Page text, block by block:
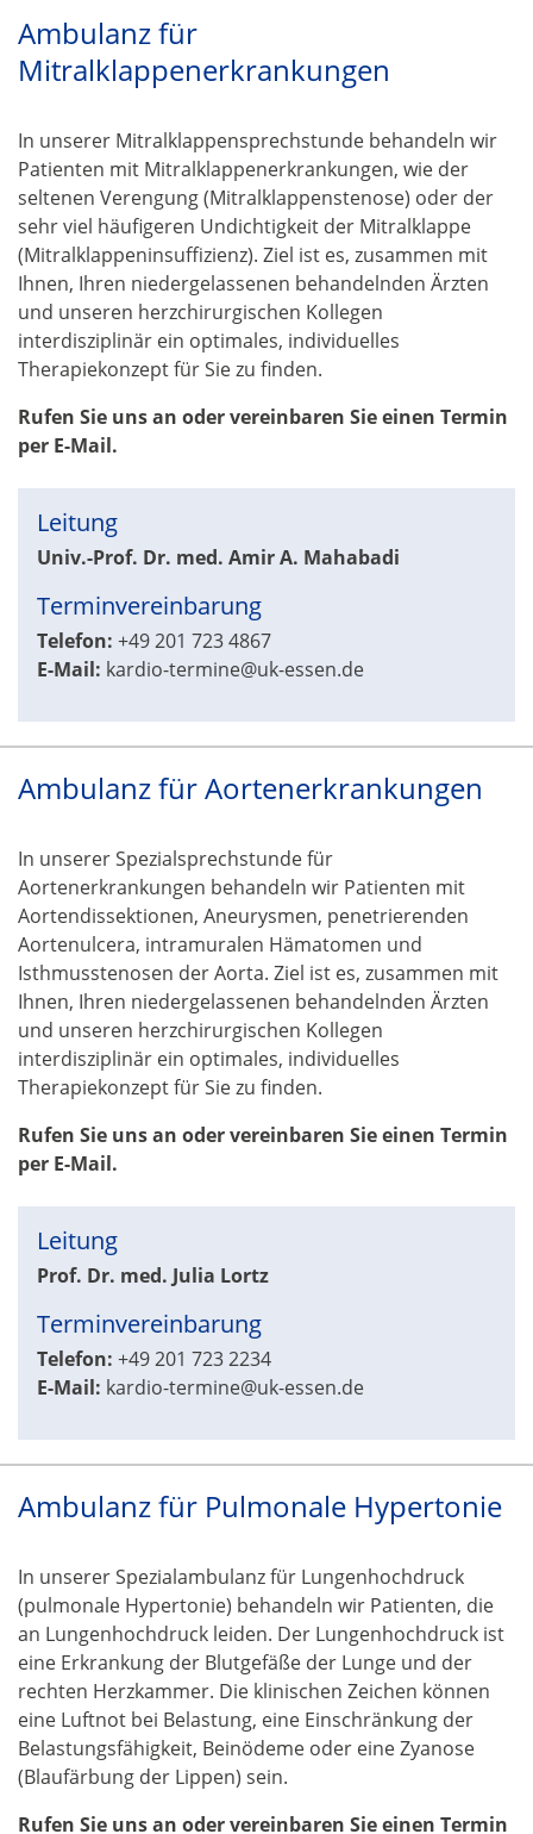
Ambulanz für
Mitralklappenerkrankungen
In unserer Mitralklappensprechstunde behandeln wir
Patienten mit Mitralklappenerkrankungen, wie der
seltenen Verengung (Mitralklappenstenose) oder der
sehr viel häufigeren Undichtigkeit der Mitralklappe
(Mitralklappeninsuffizienz). Ziel ist es, zusammen mit
Ihnen, Ihren niedergelassenen behandelnden Ärzten
und unseren herzchirurgischen Kollegen
interdisziplinär ein optimales, individuelles
Therapiekonzept für Sie zu finden.
Rufen Sie uns an oder vereinbaren Sie einen Termin
per E-Mail.
Leitung
Univ.-Prof. Dr. med. Amir A. Mahabadi
Terminvereinbarung
Telefon: +49 201 723 4867
E-Mail: kardio-termine@uk-essen.de
Ambulanz für Aortenerkrankungen
In unserer Spezialsprechstunde für
Aortenerkrankungen behandeln wir Patienten mit
Aortendissektionen, Aneurysmen, penetrierenden
Aortenulcera, intramuralen Hämatomen und
Isthmusstenosen der Aorta. Ziel ist es, zusammen mit
Ihnen, Ihren niedergelassenen behandelnden Ärzten
und unseren herzchirurgischen Kollegen
interdisziplinär ein optimales, individuelles
Therapiekonzept für Sie zu finden.
Rufen Sie uns an oder vereinbaren Sie einen Termin
per E-Mail.
Leitung
Prof. Dr. med. Julia Lortz
Terminvereinbarung
Telefon: +49 201 723 2234
E-Mail: kardio-termine@uk-essen.de
Ambulanz für Pulmonale Hypertonie
In unserer Spezialambulanz für Lungenhochdruck
(pulmonale Hypertonie) behandeln wir Patienten, die
an Lungenhochdruck leiden. Der Lungenhochdruck ist
eine Erkrankung der Blutgefäße der Lunge und der
rechten Herzkammer. Die klinischen Zeichen können
eine Luftnot bei Belastung, eine Einschränkung der
Belastungsfähigkeit, Beinödeme oder eine Zyanose
(Blaufärbung der Lippen) sein.
Rufen Sie uns an oder vereinbaren Sie einen Termin